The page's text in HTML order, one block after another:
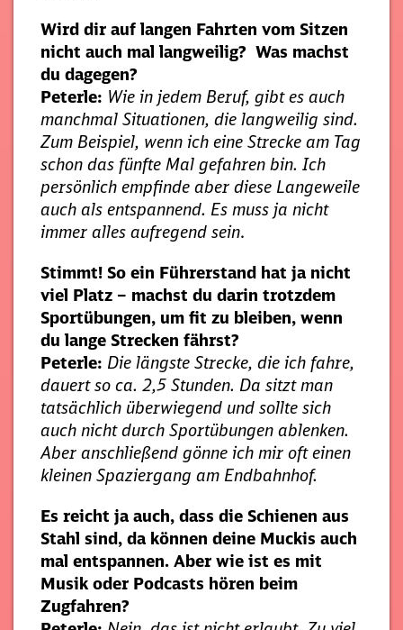
Wird dir auf langen Fahrten vom Sitzen
nicht auch mal langweilig? Was machst
du dagegen?
Peterle: Wie in jedem Beruf, gibt es auch
manchmal Situationen, die langweilig sind.
Zum Beispiel, wenn ich eine Strecke am Tag
schon das fünfte Mal gefahren bin. Ich
persönlich empfinde aber diese Langeweile
auch als entspannend. Es muss ja nicht
immer alles aufregend sein.
Stimmt! So ein Führerstand hat ja nicht
viel Platz – machst du darin trotzdem
Sportübungen, um fit zu bleiben, wenn
du lange Strecken fährst?
Peterle: Die längste Strecke, die ich fahre,
dauert so ca. 2,5 Stunden. Da sitzt man
tatsächlich überwiegend und sollte sich
auch nicht durch Sportübungen ablenken.
Aber anschließend gönne ich mir oft einen
kleinen Spaziergang am Endbahnhof.
Es reicht ja auch, dass die Schienen aus
Stahl sind, da können deine Muckis auch
mal entspannen. Aber wie ist es mit
Musik oder Podcasts hören beim
Zugfahren?